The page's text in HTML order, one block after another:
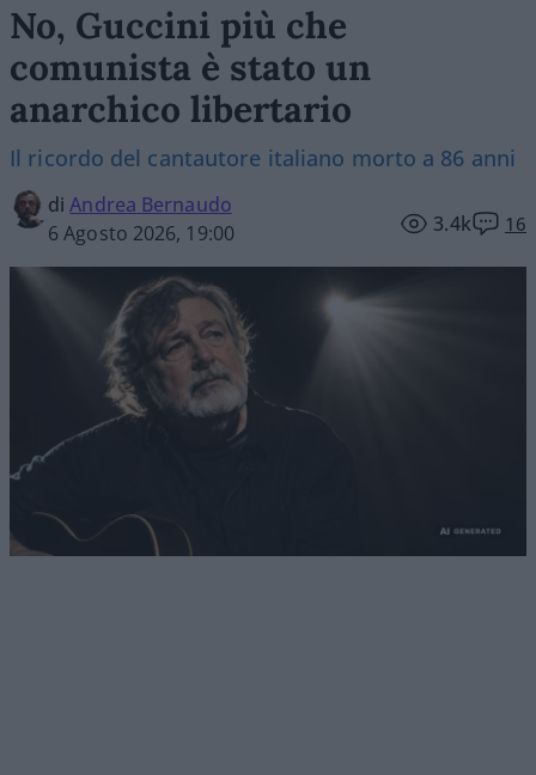
No, Guccini più che
comunista è stato un
anarchico libertario
Il ricordo del cantautore italiano morto a 86 anni
diAndrea Bernaudo
6 Agosto 2026, 19:00
3.4k 16